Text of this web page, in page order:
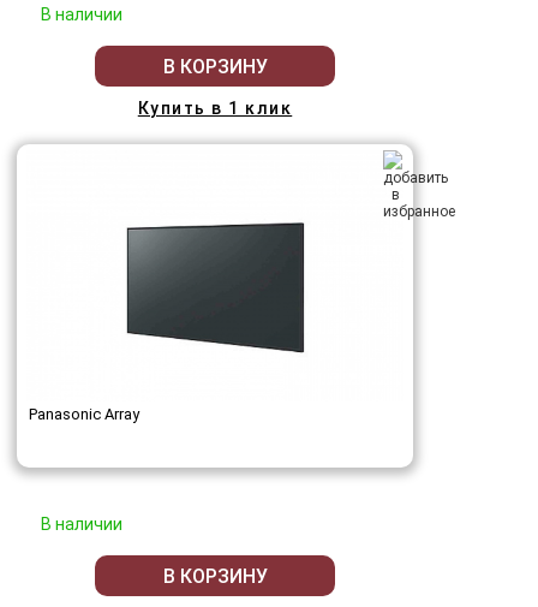
В наличии
В КОРЗИНУ
Купить в 1 клик
Panasonic Array
В наличии
В КОРЗИНУ